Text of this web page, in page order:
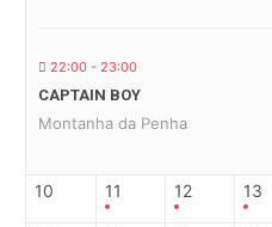
22:00 - 23:00
CAPTAIN BOY
Montanha da Penha
10 11 12 13